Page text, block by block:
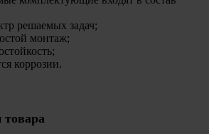
решаемых задач;
монтаж;
коррозии.
товара